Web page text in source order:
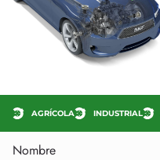
AGRÍCOLA INDUSTRIAL
Nombre